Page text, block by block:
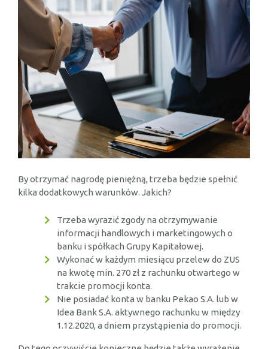
By otrzymać nagrodę pieniężną, trzeba będzie spełnić
kilka dodatkowych warunków. Jakich?
Trzeba wyrazić zgody na otrzymywanie
informacji handlowych i marketingowych o
banku i spółkach Grupy Kapitałowej.
Wykonać w każdym miesiącu przelew do ZUS
na kwotę min. 270 zł z rachunku otwartego w
trakcie promocji konta.
Nie posiadać konta w banku Pekao S.A. lub w
Idea Bank S.A. aktywnego rachunku w między
1.12.2020, a dniem przystąpienia do promocji.